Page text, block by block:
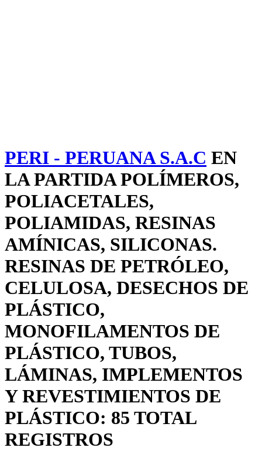
PERI - PERUANA S.A.C EN
LA PARTIDA POLÍMEROS,
POLIACETALES,
POLIAMIDAS, RESINAS
AMÍNICAS, SILICONAS.
RESINAS DE PETRÓLEO,
CELULOSA, DESECHOS DE
PLÁSTICO,
MONOFILAMENTOS DE
PLÁSTICO, TUBOS,
LÁMINAS, IMPLEMENTOS
Y REVESTIMIENTOS DE
PLÁSTICO: 85 TOTAL
REGISTROS